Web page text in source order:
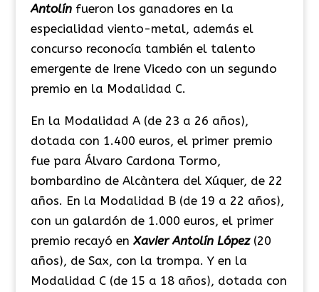
Antolínfueron los ganadores en la
especialidad viento-metal, además el
concurso reconocía también el talento
emergente de Irene Vicedo con un segundo
premio en la Modalidad C.
En la Modalidad A (de 23 a 26 años),
dotada con 1.400 euros, el primer premio
fue para Álvaro Cardona Tormo,
bombardino de Alcàntera del Xúquer, de 22
años. En la Modalidad B (de 19 a 22 años),
con un galardón de 1.000 euros, el primer
premio recayó en Xavier Antolín López(20
años), de Sax, con la trompa. Y en la
Modalidad C (de 15 a 18 años), dotada con